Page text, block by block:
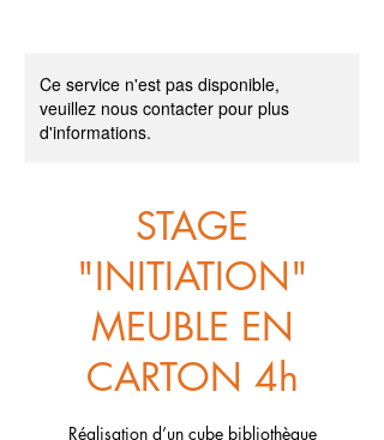
Ce service n'est pas disponible,
veuillez nous contacter pour plus
d'informations.
STAGE
"INITIATION"
MEUBLE EN
CARTON 4h
Réalisation d’un cube bibliothèque